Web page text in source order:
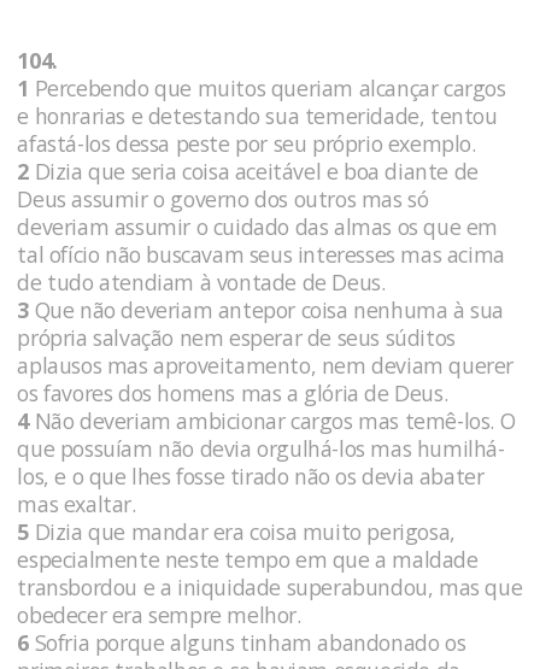
104.
1 Percebendo que muitos queriam alcançar cargos
e honrarias e detestando sua temeridade, tentou
afastá-los dessa peste por seu próprio exemplo.
2 Dizia que seria coisa aceitável e boa diante de
Deus assumir o governo dos outros mas só
deveriam assumir o cuidado das almas os que em
tal ofício não buscavam seus interesses mas acima
de tudo atendiam à vontade de Deus.
3 Que não deveriam antepor coisa nenhuma à sua
própria salvação nem esperar de seus súditos
aplausos mas aproveitamento, nem deviam querer
os favores dos homens mas a glória de Deus.
4Não deveriam ambicionar cargos mas temê-los. O
que possuíam não devia orgulhá-los mas humilhá-
los, e o que lhes fosse tirado não os devia abater
mas exaltar.
5 Dizia que mandar era coisa muito perigosa,
especialmente neste tempo em que a maldade
transbordou e a iniquidade superabundou, mas que
obedecer era sempre melhor.
6 Sofria porque alguns tinham abandonado os